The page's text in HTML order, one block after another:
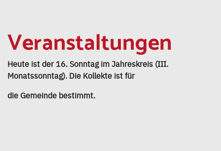
Veranstaltungen
Heute ist der 16. Sonntag im Jahreskreis (III.
Monatssonntag). Die Kollekte ist für
die Gemeinde bestimmt.